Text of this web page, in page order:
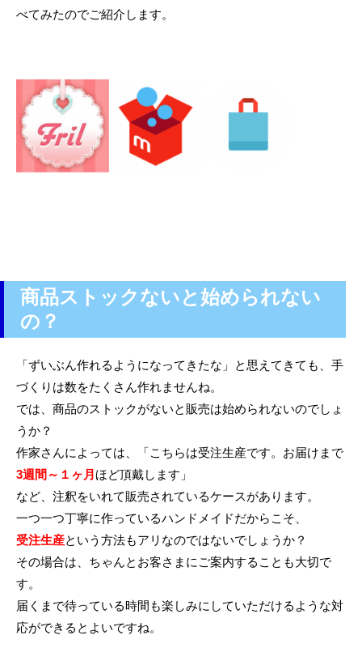
べてみたのでご紹介します。
商品ストックないと始められない
の？
「ずいぶん作れるようになってきたな」と思えてきても、手
づくりは数をたくさん作れませんね。
では、商品のストックがないと販売は始められないのでしょ
うか？
作家さんによっては、「こちらは受注生産です。お届けまで
3週間～１ヶ月 ほど頂戴します」
など、注釈をいれて販売されているケースがあります。
一つ一つ丁寧に作っているハンドメイドだからこそ、
受注生産という方法もアリなのではないでしょうか？
その場合は、ちゃんとお客さまにご案内することも大切で
す。
届くまで待っている時間も楽しみにしていただけるような対
応ができるとよいですね。